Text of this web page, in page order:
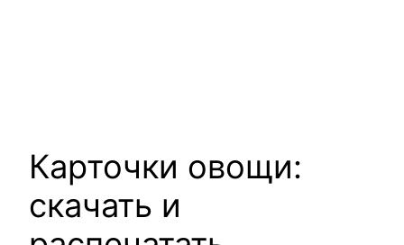
Карточки овощи:
скачать и